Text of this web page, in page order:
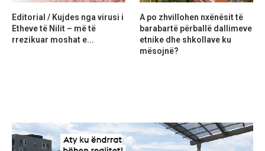
Editorial / Kujdes nga virusi i
Etheve të Nilit – më të
rrezikuar moshat e...
A po zhvillohen nxënësit të
barabartë përballë dallimeve
etnike dhe shkollave ku
mësojnë?